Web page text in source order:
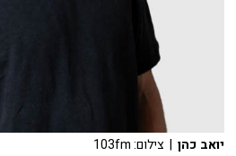
יואב כהן | צילום: 103fm